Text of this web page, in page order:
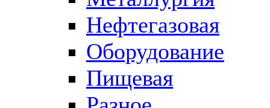
Нефтегазовая
Оборудование
Пищевая